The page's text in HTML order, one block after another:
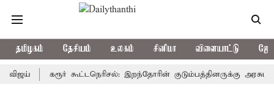
தமிழகம் தேசியம் உலகம் சினிமா விளையாட்டு
கரூர் கூட்டநெரிசல்: இறந்தோரின் குடும்பத்தினருக்கு அரசுப்பணி